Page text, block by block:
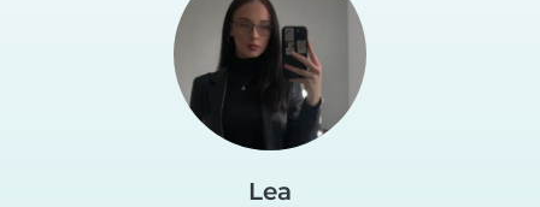
Lea